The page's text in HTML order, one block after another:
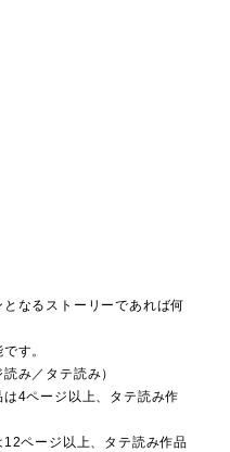
なるストーリーであれば何
す。
み／タテ読み）
4ページ以上、タテ読み作
12ページ以上、タテ読み作品